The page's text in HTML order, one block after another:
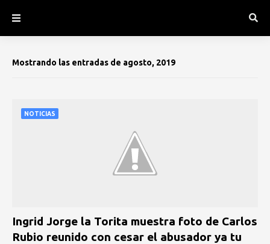
Mostrando las entradas de agosto, 2019
NOTICIAS
Ingrid Jorge la Torita muestra foto de Carlos
Rubio reunido con cesar el abusador ya tu